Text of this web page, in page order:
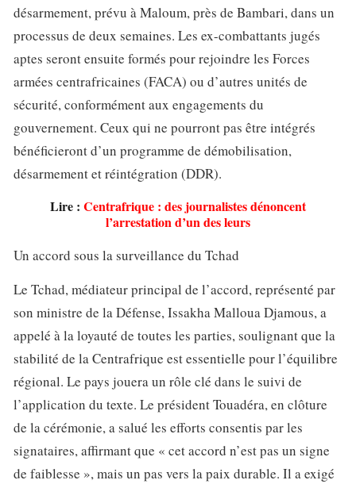
désarmement, prévu à Maloum, près de Bambari, dans un
processus de deux semaines. Les ex-combattants jugés
aptes seront ensuite formés pour rejoindre les Forces
armées centrafricaines (FACA) ou d’autres unités de
sécurité, conformément aux engagements du
gouvernement. Ceux qui ne pourront pas être intégrés
bénéficieront d’un programme de démobilisation,
désarmement et réintégration (DDR).
Lire : Centrafrique : des journalistes dénoncent
l’arrestation d’un des leurs
Un accord sous la surveillance du Tchad
Le Tchad, médiateur principal de l’accord, représenté par
son ministre de la Défense, Issakha Malloua Djamous, a
appelé à la loyauté de toutes les parties, soulignant que la
stabilité de la Centrafrique est essentielle pour l’équilibre
régional. Le pays jouera un rôle clé dans le suivi de
l’application du texte. Le président Touadéra, en clôture
de la cérémonie, a salué les efforts consentis par les
signataires, affirmant que « cet accord n’est pas un signe
de faiblesse », mais un pas vers la paix durable. Il a exigé